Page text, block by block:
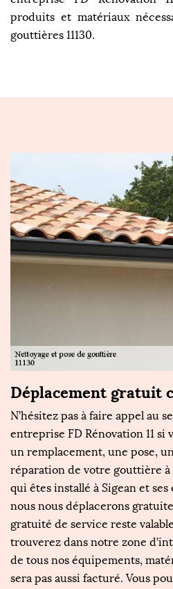
produits et matériaux
gouttières 11130.
Déplacement gratuit
N’hésitez pas à faire appel au
entreprise FD Rénovation 11 si
un remplacement, une pose,
réparation de votre gouttière à
qui êtes installé à Sigean et
nous nous déplacerons
gratuité de service reste
trouverez dans notre zone
de tous nos équipements,
sera pas aussi facturé. Vous